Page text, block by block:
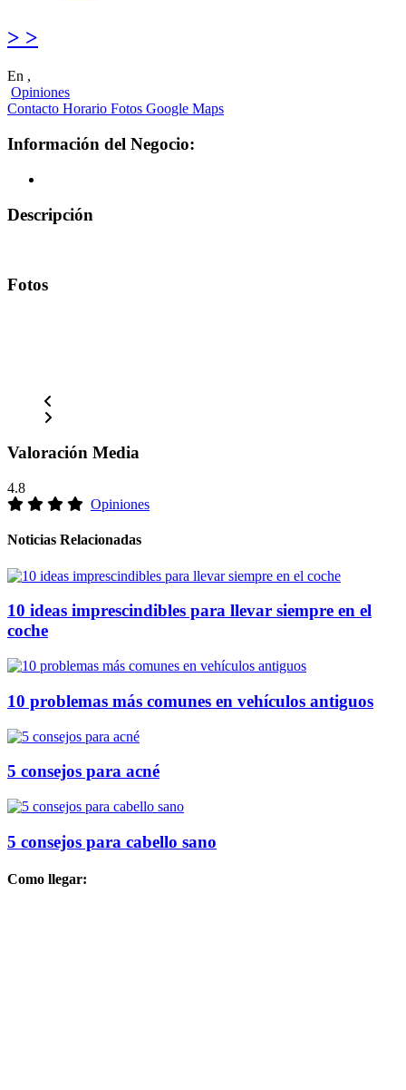
> >
En ,
Opiniones
Contacto Horario Fotos Google Maps
Información del Negocio:
Descripción
Fotos
Valoración Media
4.8
Opiniones
Noticias Relacionadas
10 ideas imprescindibles para llevar siempre en el
coche
10 problemas más comunes en vehículos antiguos
5 consejos para acné
5 consejos para cabello sano
Como llegar: